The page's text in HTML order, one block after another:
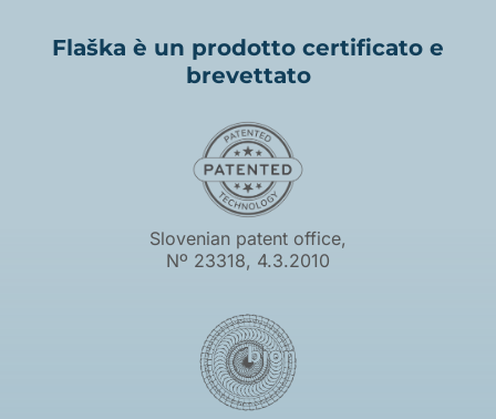
Flaška è un prodotto certificato e
brevettato
Slovenian patent office,
Nº 23318, 4.3.2010